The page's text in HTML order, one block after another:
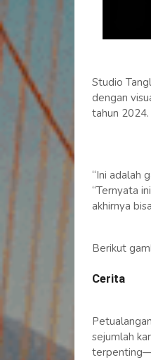
Studio
dengan
tahun
“Ini adalah
“Ternyata
akhirnya
Berikut
Cerita
sejumlah